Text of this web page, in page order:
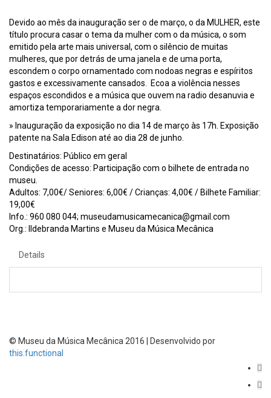
Devido ao mês da inauguração ser o de março, o da MULHER, este
título procura casar o tema da mulher com o da música, o som
emitido pela arte mais universal, com o silêncio de muitas
mulheres, que por detrás de uma janela e de uma porta,
escondem o corpo ornamentado com nodoas negras e espíritos
gastos e excessivamente cansados. Ecoa a violência nesses
espaços escondidos e a música que ouvem na radio desanuvia e
amortiza temporariamente a dor negra.
» Inauguração da exposição no dia 14 de março às 17h. Exposição
patente na Sala Edison até ao dia 28 de junho.
Destinatários: Público em geral
Condições de acesso: Participação com o bilhete de entrada no
museu.
Adultos: 7,00€/ Seniores: 6,00€ / Crianças: 4,00€ / Bilhete Familiar:
19,00€
Info.: 960 080 044; museudamusicamecanica@gmail.com
Org.: Ildebranda Martins e Museu da Música Mecânica
Details
© Museu da Música Mecânica 2016 | Desenvolvido por
this.functional